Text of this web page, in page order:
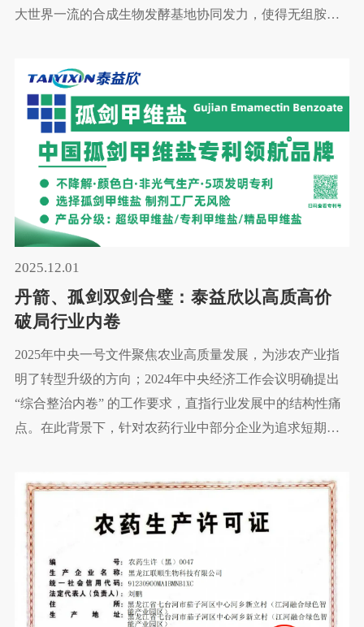
大世界一流的合成生物发酵基地协同发力，使得无组胺喜
额，其泰乐菌素系列产品产量占全球相关产品市场份额的
60% 以上。如此庞大的产能基础，让多维医药集团成为全
球兽药供应链中不可或缺的关键力量，为全球养殖行业的
用药需求提供了坚实保障。
2025.12.01
丹箭、孤剑双剑合璧：泰益欣以高质高价
破局行业内卷
2025年中央一号文件聚焦农业高质量发展，为涉农产业指
明了转型升级的方向；2024年中央经济工作会议明确提出
“综合整治内卷” 的工作要求，直指行业发展中的结构性痛
点。在此背景下，针对农药行业中部分企业为追求短期利
突出问题，全行业“正风治卷”三年行动正式启动，为行业
健康发展注入强劲动力。宁夏泰益欣积极响应国家及协会
号召，以实际行动践行政策精神，在追求产品高质量的道
路上坚定前行，走出了一条追求产品高质量、打造高端品
牌、实行高质高价的特色发展之路。